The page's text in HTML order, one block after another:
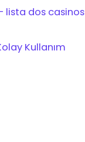
lista dos casinos
Kullanım